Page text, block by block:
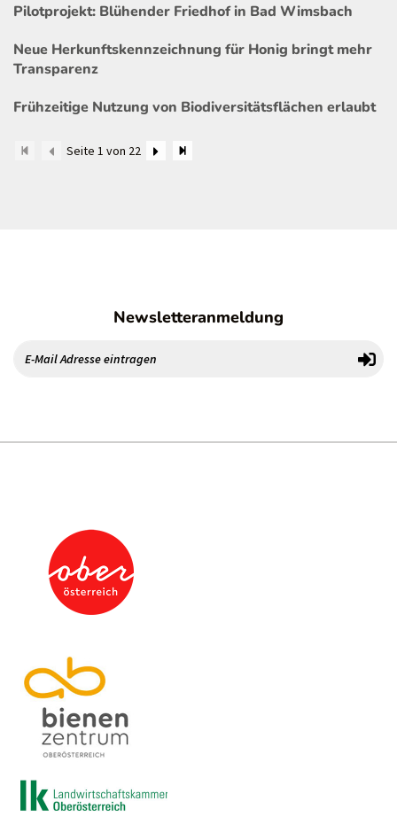
Pilotprojekt: Blühender Friedhof in Bad Wimsbach
Neue Herkunftskennzeichnung für Honig bringt mehr
Transparenz
Frühzeitige Nutzung von Biodiversitätsflächen erlaubt
Seite 1 von 22
Newsletteranmeldung